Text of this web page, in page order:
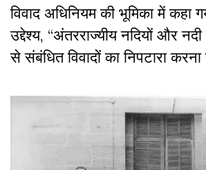
विवाद अधिनियम की भूमिका में कहा
उद्देश्य, “अंतरराज्यीय नदियों और नदी
से संबंधित विवादों का निपटारा